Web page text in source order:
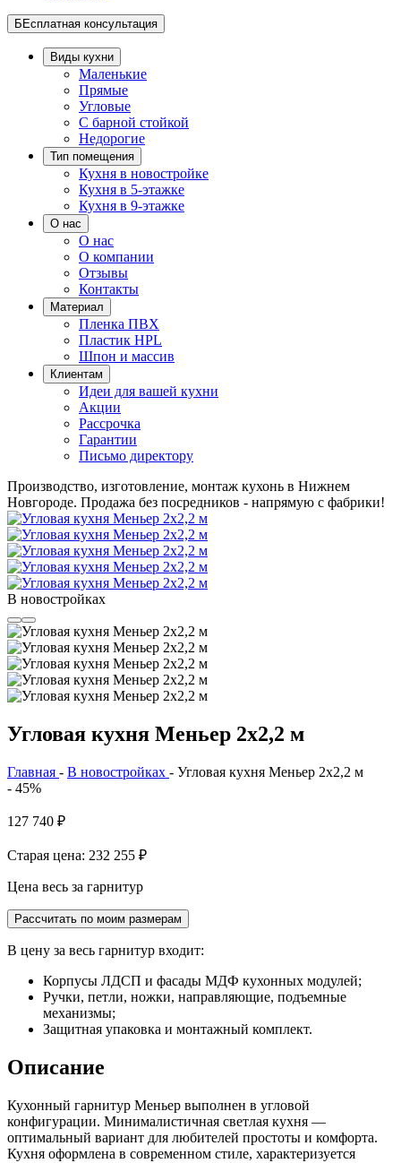
БЕсплатная консультация
Виды кухни
Маленькие
Прямые
Угловые
С барной стойкой
Недорогие
Тип помещения
Кухня в новостройке
Кухня в 5-этажке
Кухня в 9-этажке
О нас
О нас
О компании
Отзывы
Контакты
Материал
Пленка ПВХ
Пластик HPL
Шпон и массив
Клиентам
Идеи для вашей кухни
Акции
Рассрочка
Гарантии
Письмо директору
Производство, изготовление, монтаж кухонь в Нижнем
Новгороде. Продажа без посредников - напрямую с фабрики!
В новостройках
Угловая кухня Меньер 2х2,2 м
Главная - В новостройках - Угловая кухня Меньер 2х2,2 м
- 45%
127 740 ₽
Старая цена: 232 255 ₽
Цена весь за гарнитур
Рассчитать по моим размерам
В цену за весь гарнитур входит:
Корпусы ЛДСП и фасады МДФ кухонных модулей;
Ручки, петли, ножки, направляющие, подъемные
механизмы;
Защитная упаковка и монтажный комплект.
Описание
Кухонный гарнитур Меньер выполнен в угловой
конфигурации. Минималистичная светлая кухня —
оптимальный вариант для любителей простоты и комфорта.
Кухня оформлена в современном стиле, характеризуется